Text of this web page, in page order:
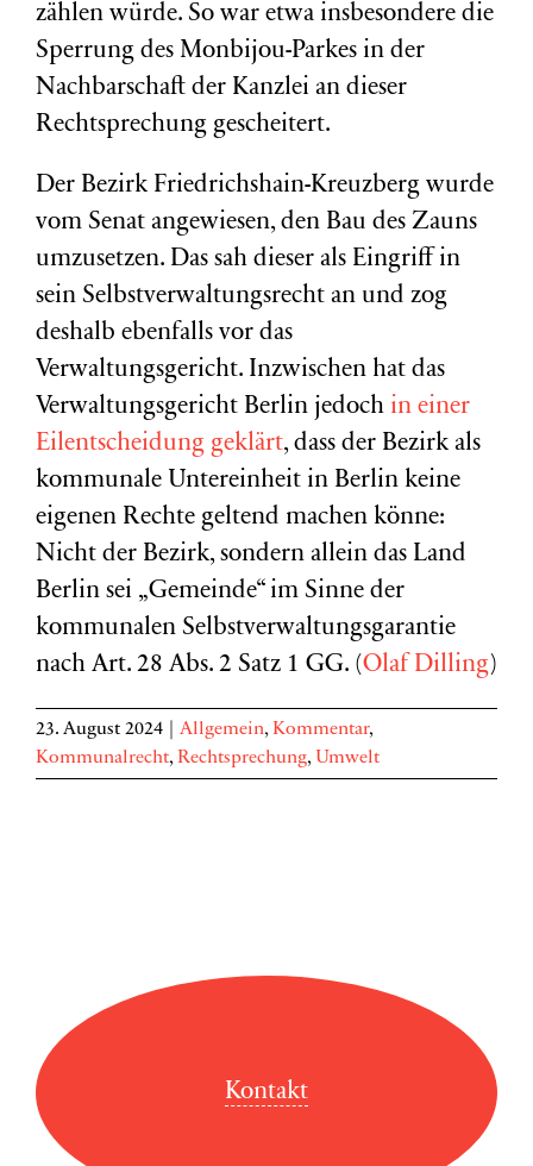
zählen würde. So war etwa insbesondere die
Sperrung des Monbijou-Parkes in der
Nachbarschaft der Kanzlei an dieser
Rechtsprechung gescheitert.
Der Bezirk Friedrichshain-Kreuzberg wurde
vom Senat angewiesen, den Bau des Zauns
umzusetzen. Das sah dieser als Eingriff in
sein Selbstverwaltungsrecht an und zog
deshalb ebenfalls vor das
Verwaltungsgericht. Inzwischen hat das
Verwaltungsgericht Berlin jedoch in einer
Eilentscheidung geklärt, dass der Bezirk als
kommunale Untereinheit in Berlin keine
eigenen Rechte geltend machen könne:
Nicht der Bezirk, sondern allein das Land
Berlin sei „Gemeinde“ im Sinne der
kommunalen Selbstverwaltungsgarantie
nach Art. 28 Abs. 2 Satz 1 GG. (Olaf Dilling)
23. August 2024 Allgemein, Kommentar,
Kommunalrecht, Rechtsprechung, Umwelt
Kontakt